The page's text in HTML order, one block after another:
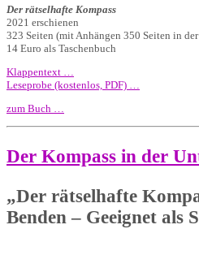
Der rätselhafte Kompass
2021 erschienen
323 Seiten (mit Anhängen 350 Seiten in
14 Euro als Taschenbuch
Klappentext …
Leseprobe (kostenlos, PDF) …
zum Buch …
Der Kompass in der
„Der rätselhafte
Benden – Geeignet als